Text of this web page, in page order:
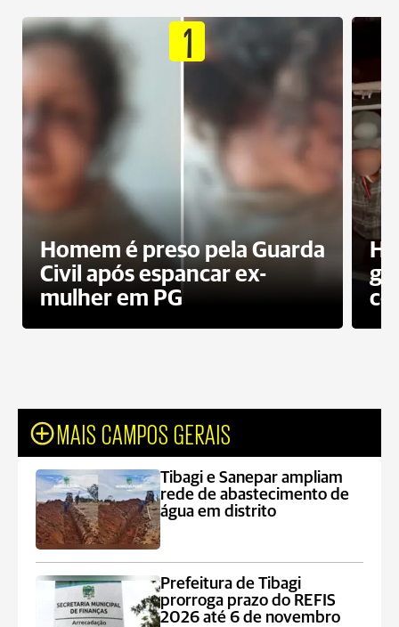
1
Homem é preso pela Guarda
Civil após espancar ex-
mulher em PG
MAIS CAMPOS GERAIS
Tibagi e Sanepar ampliam
rede de abastecimento de
água em distrito
Prefeitura de Tibagi
prorroga prazo do REFIS
2026 até 6 de novembro